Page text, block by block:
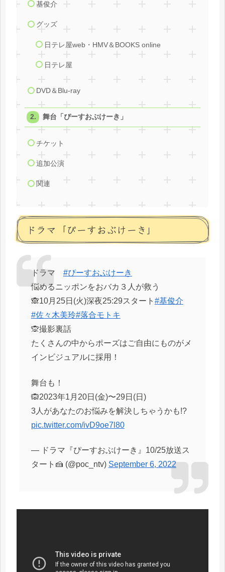
基俊介
グッズ
日テレ屋web・HMV＆BOOKS online
日テレ屋
DVD＆Blu-ray
舞台「ぴーすおぶけーき」
チケット
追加公演
関連
ドラマ「ぴーすおぶけーき」
ドラマ #ぴーすおぶけーき
悩めるニッポンをおバカ３人が救う
🙈10月25日(火)深夜25:29スタート #基俊介
#佐々木美玲#落合モトキ
🙊撮影裏話
たくさんの中からポーズはご自由にものがメ
インビジュアルに採用！
舞台も！
🙉2023年1月20日(金)〜29日(日)
3人があなたのお悩みを解決しちゃうかも!?
pic.twitter.com/ivD9oe7l80
— ドラマ『ぴーすおぶけーき』10/25放送ス
タート🍰 (@poc_ntv) September 6, 2022